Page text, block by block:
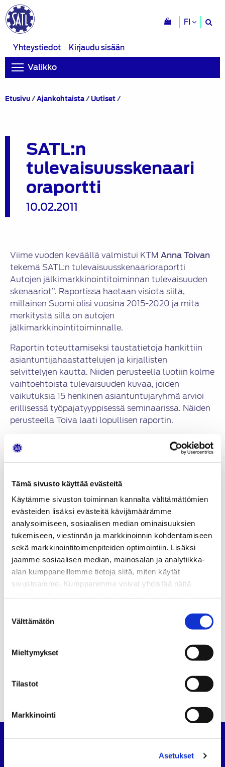
Tämä sivusto käyttää evästeitä
Käytämme sivuston toiminnan kannalta välttämättömien
evästeiden lisäksi evästeitä kävijämäärämme
analysoimiseen, sosiaalisen median ominaisuuksien
tukemiseen, viestinnän ja markkinoinnin kohdentamiseen
sekä markkinointitoimenpiteiden optimointiin. Lisäksi
jaamme sosiaalisen median, mainosalan ja analytiikka-
alan kumppaneillemme tietoja siitä, miten käytät
sivustoamme. Kumppanimme voivat yhdistää näitä
valinta
Välttämätön
Mieltymykset
Tilastot
Markkinointi
Asetukset
FI
Yhteystiedot
Kirjaudu sisään
Valikko
Etusivu/Ajankohtaista/Uutiset/SATL:n
SATL:n
tulevaisuusskenaari
oraportti
10.02.2011
KATEGORIAT
Uutiset
Viime vuoden keväällä valmistui KTM Anna Toivan
tekemä SATL:n tulevaisuusskenaarioraportti
Autojen jälkimarkkinointitoiminnan tulevaisuuden
skenaariot”. Raportissa haetaan visiota siitä,
millainen Suomi olisi vuosina 2015-2020 ja mitä
merkitystä sillä on autojen
jälkimarkkinointitoiminnalle.
Raportin toteuttamiseksi taustatietoja hankittiin
asiantuntijahaastattelujen ja kirjallisten
selvittelyjen kautta. Niiden perusteella luotiin kolme
vaihtoehtoista tulevaisuuden kuvaa, joiden
vaikutuksia 15 henkinen asiantuntujaryhmä arvioi
erillisessä työpajatyyppisessä seminaarissa. Näiden
perusteella Toiva laati lopullisen raportin.
Raporttia käytetään muun muassa SATL:n
tulevaisuuden toimintastrategioiden suunnittelun
suunnan näyttäjänä.
Hankkeen rahoittajana on toiminut Henry Fordin
Säätiö.
Raportti on ladattavissaTÄSTÄ.
”
Jaa:
selaus
Jäsenlehti Satelliitti on luettavissa sähköisenä versiona